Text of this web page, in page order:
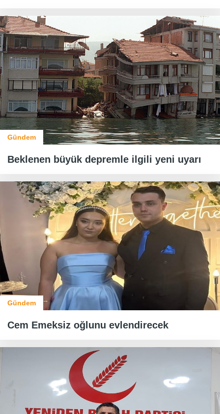
Gündem
Beklenen büyük depremle ilgili yeni uyarı
Gündem
Cem Emeksiz oğlunu evlendirecek